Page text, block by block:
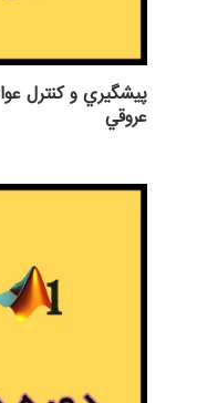
پيشگيري و كنترل
عروقي